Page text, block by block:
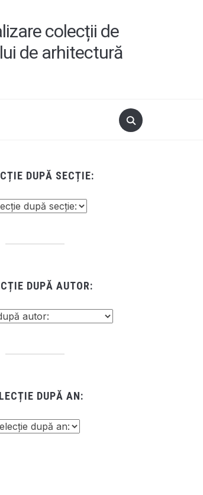
colecții de
de arhitectură
DUPĂ SECȚIE:
DUPĂ AUTOR:
DUPĂ AN: